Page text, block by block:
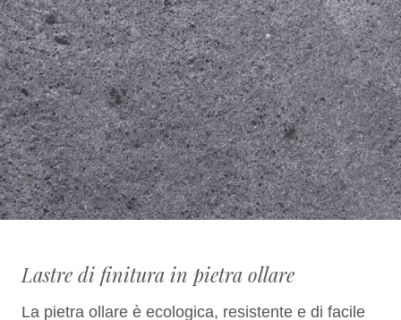
Lastre di finitura in pietra ollare
La pietra ollare è ecologica, resistente e di facile